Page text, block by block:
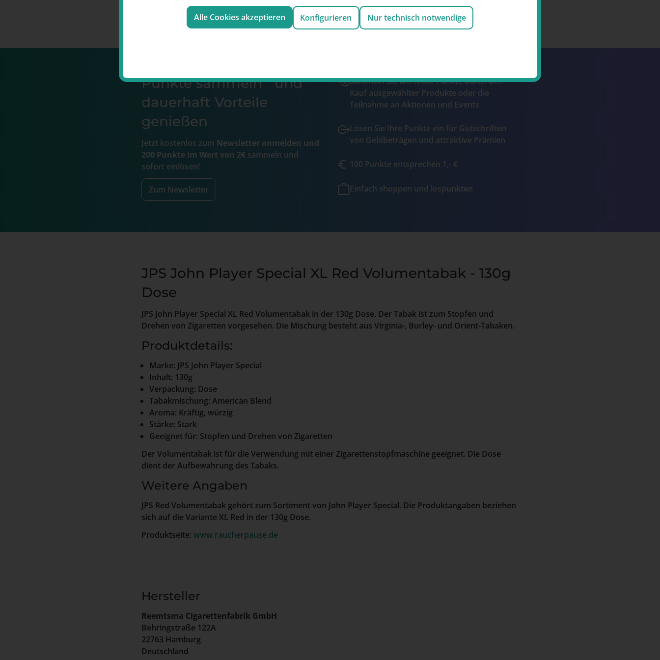
Punkte sammeln und
dauerhaft Vorteile
genießen
Jetzt kostenlos zum Newsletter anmelden und
200 Punkte im Wert von 2€ sammeln und
sofort einlösen!
Zum Newsletter
Sammeln Sie wertvolle Punkte durch den
Kauf ausgewählter Produkte oder die
Teilnahme an Aktionen und Events
Lösen Sie Ihre Punkte ein für Gutschriften
von Geldbeträgen und attraktive Prämien
100 Punkte entsprechen 1,- €
Einfach shoppen und lospunkten
JPS John Player Special XL Red Volumentabak - 130g
Dose
JPS John Player Special XL Red Volumentabak in der 130g Dose. Der Tabak ist zum Stopfen und
Drehen von Zigaretten vorgesehen. Die Mischung besteht aus Virginia-, Burley- und Orient-Tabaken.
Produktdetails:
Marke: JPS John Player Special
Inhalt: 130g
Verpackung: Dose
Tabakmischung: American Blend
Aroma: Kräftig, würzig
Stärke: Stark
Geeignet für: Stopfen und Drehen von Zigaretten
Der Volumentabak ist für die Verwendung mit einer Zigarettenstopfmaschine geeignet. Die Dose
dient der Aufbewahrung des Tabaks.
Weitere Angaben
JPS Red Volumentabak gehört zum Sortiment von John Player Special. Die Produktangaben beziehen
sich auf die Variante XL Red in der 130g Dose.
Produktseite: www.raucherpause.de
Hersteller
Reemtsma Cigarettenfabrik GmbH
Behringstraße 122A
22763 Hamburg
Deutschland
Alle Cookies akzeptieren Konfigurieren Nur technisch notwendige